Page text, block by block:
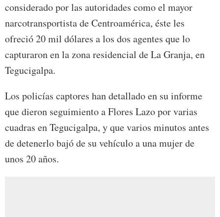
considerado por las autoridades como el mayor
narcotransportista de Centroamérica, éste les
ofreció 20 mil dólares a los dos agentes que lo
capturaron en la zona residencial de La Granja, en
Tegucigalpa.
Los policías captores han detallado en su informe
que dieron seguimiento a Flores Lazo por varias
cuadras en Tegucigalpa, y que varios minutos antes
de detenerlo bajó de su vehículo a una mujer de
unos 20 años.